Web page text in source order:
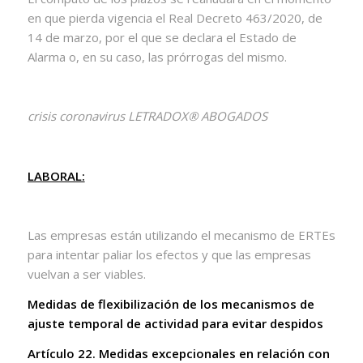
en que pierda vigencia el Real Decreto 463/2020, de
14 de marzo, por el que se declara el Estado de
Alarma o, en su caso, las prórrogas del mismo.
crisis coronavirus LETRADOX® ABOGADOS
LABORAL:
Las empresas están utilizando el mecanismo de ERTEs
para intentar paliar los efectos y que las empresas
vuelvan a ser viables.
Medidas de flexibilización de los mecanismos de
ajuste temporal de actividad para evitar despidos
Artículo 22. Medidas excepcionales en relación con